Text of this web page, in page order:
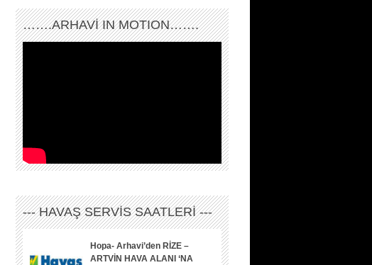
…….ARHAVI IN MOTION…….
--- HAVAŞ SERVİS SAATLERİ ---
Hopa- Arhavi’den RİZE –
ARTVİN HAVA ALANI ‘NA